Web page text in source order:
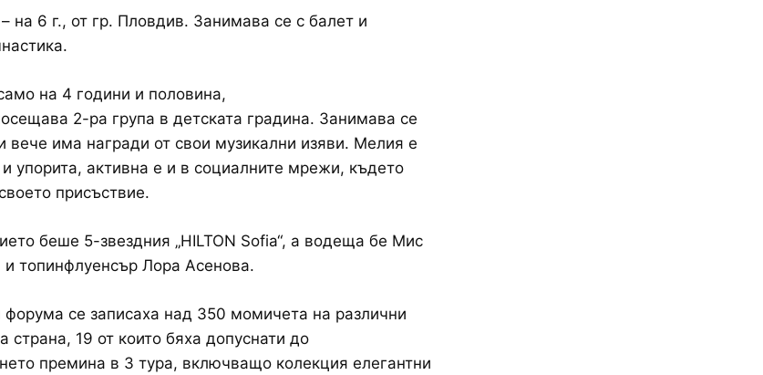
на 6 г., от гр. Пловдив. Занимава се с балет и
на 4 години и половина,
2-ра група в детската градина. Занимава се
вече има награди от свои музикални изяви. Мелия е
упорита, активна е и в социалните мрежи, където
присъствие.
беше 5-звездния „HILTON Sofia“, а водеща бе Мис
и топинфлуенсър Лора Асенова.
форума се записаха над 350 момичета на различни
страна, 19 от които бяха допуснати до
премина в 3 тура, включващо колекция елегантни